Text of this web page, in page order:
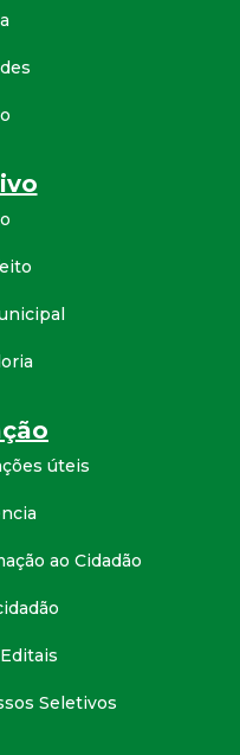
úteis
ao Cidadão
Seletivos